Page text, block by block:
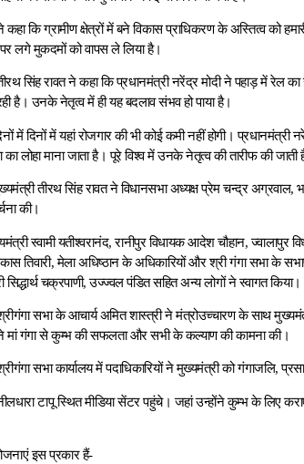
कहा कि ग्रामीण क्षेत्रों में बने विकास प्राधिकरण के अस्तित्व को
लगे मुकदमों को वापस ले लिया है।
सिंह रावत ने कहा कि प्रधानमंत्री नरेंद्र मोदी ने पहाड़ में
है। उनके नेतृत्व में ही यह बदलाव संभव हो पाया है।
में दिनों में यहां रोजगार की भी कोई कमी नहीं होगी।
का लोहा माना जाता है। पूरे विश्व में उनके नेतृत्व की तारीफ की जाती
तीरथ सिंह रावत ने विधानसभा अध्यक्ष प्रेम चन्द्र
की।
स्वामी यतीश्वरानंद, रानीपुर विधायक आदेश चौहान, ज्वालापुर
तिवारी, मेला अधिष्ठान के अधिकारियों और श्री गंगा सभा के
सिद्धार्थ चक्रपाणी, उज्ज्वल पंडित सहित अन्य लोगों ने स्वागत किया।
सभा के आचार्य अमित शास्त्री ने मंत्रोउच्चारण के साथ
मां गंगा से कुम्भ की सफलता और सभी के कल्याण की कामना की।
सभा कार्यालय में पदाधिकारियों ने मुख्यमंत्री को गंगाजलि,
टापू स्थित मीडिया सेंटर पहुंचे। जहां उन्होंने कुम्भ के लिए
इस प्रकार हैं-